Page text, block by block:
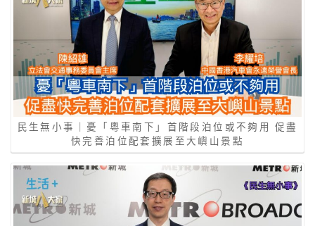
民生無小事｜憂「粵車南下」首階段泊位或不夠用 促盡
快完善泊位配套擴展至大嶼山景點